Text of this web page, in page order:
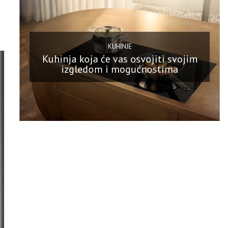
KUHINJE
Kuhinja koja će vas osvojiti svojim
izgledom i mogućnostima